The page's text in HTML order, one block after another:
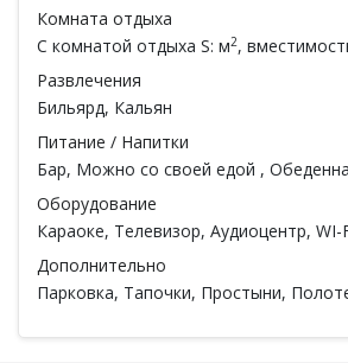
Комната отдыха
С комнатой отдыха S: м2,
Развлечения
Бильярд, Кальян
Питание / Напитки
Бар, Можно со своей едой ,
Оборудование
Караоке, Телевизор, Аудиоцентр, WI-
Дополнительно
Парковка, Тапочки, Простыни,